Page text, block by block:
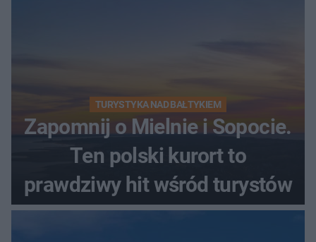
TURYSTYKA NAD BAŁTYKIEM
Zapomnij o Mielnie i Sopocie.
Ten polski kurort to
prawdziwy hit wśród turystów